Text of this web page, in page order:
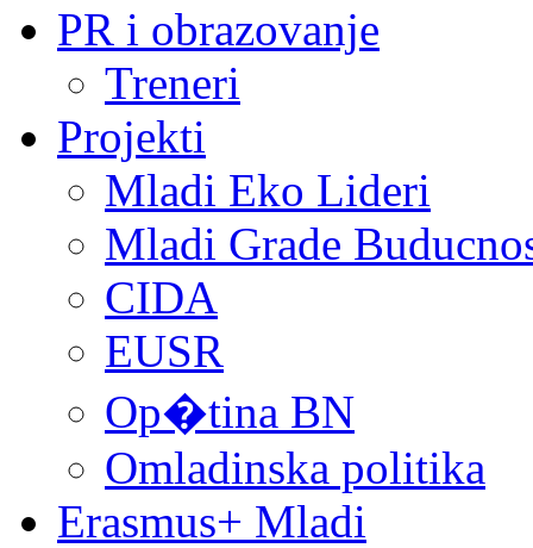
PR i obrazovanje
Treneri
Projekti
Mladi Eko Lideri
Mladi Grade
CIDA
EUSR
Op�tina BN
Omladinska politika
Erasmus+ Mladi